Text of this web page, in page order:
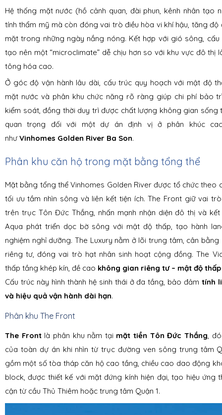
Hệ thống mặt nước (hồ cảnh quan, đài phun, kênh nhân tạo
tính thẩm mỹ mà còn đóng vai trò điều hòa vi khí hậu, tăng độ
mặt trong những ngày nắng nóng. Kết hợp với gió sông,
tạo nên một “microclimate” dễ chịu hơn so với khu vực đô thị
tông hóa cao.
Ở góc độ vận hành lâu dài, cấu trúc quy hoạch với mật độ
mặt nước và phân khu chức năng rõ ràng giúp chi phí bảo
kiểm soát, đồng thời duy trì được chất lượng không gian sống
quan trọng đối với một dự án định vị ở phân khúc
như Vinhomes Golden River Ba Son.
Phân khu căn hộ trong mặt bằng tổng thể
Mặt bằng tổng thể Vinhomes Golden River được tổ chức theo
tối ưu tầm nhìn sông và liên kết tiện ích. The Front giữ vai
trên trục Tôn Đức Thắng, nhấn mạnh nhận diện đô thị và
Aqua phát triển dọc bờ sông với mật độ thấp, tạo hành
nghiệm nghỉ dưỡng. The Luxury nằm ở lõi trung tâm, cân
riêng tư, đóng vai trò hạt nhân sinh hoạt cộng đồng. The
thấp tầng khép kín, đề cao không gian riêng tư – mật độ
Cấu trúc này hình thành hệ sinh thái ở đa tầng, bảo đảmtính
và hiệu quả vận hành dài hạn.
Phân khu The Front
The Frontlà phân khu nằm tại mặt tiền Tôn Đức Thắng,
của toàn dự án khi nhìn từ trục đường ven sông trung tâm
gồm một số tòa tháp căn hộ cao tầng, chiều cao dao động
block, được thiết kế với mặt đứng kính hiện đại, tạo hiệu ứng
cận từ cầu Thủ Thiêm hoặc trung tâm Quận 1.